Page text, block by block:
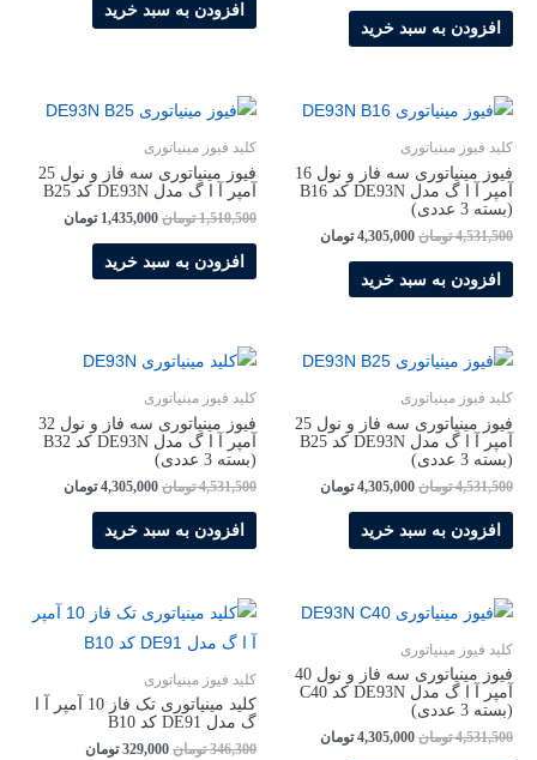
افزودن به سبد خرید
افزودن به سبد خرید
کلید فیوز مینیاتوری
فیوز مینیاتوری سه فاز و نول 16
آمپر آ ا گ مدل DE93N کد B16
(بسته 3 عددی)
4,531,500 تومان 4,305,000 تومان
افزودن به سبد خرید
کلید فیوز مینیاتوری
فیوز مینیاتوری سه فاز و نول 25
آمپر آ ا گ مدل DE93N کد B25
1,510,500 تومان 1,435,000 تومان
افزودن به سبد خرید
کلید فیوز مینیاتوری
فیوز مینیاتوری سه فاز و نول 25
آمپر آ ا گ مدل DE93N کد B25
(بسته 3 عددی)
4,531,500 تومان 4,305,000 تومان
افزودن به سبد خرید
کلید فیوز مینیاتوری
فیوز مینیاتوری سه فاز و نول 32
آمپر آ ا گ مدل DE93N کد B32
(بسته 3 عددی)
4,531,500 تومان 4,305,000 تومان
افزودن به سبد خرید
کلید فیوز مینیاتوری
فیوز مینیاتوری سه فاز و نول 40
آمپر آ ا گ مدل DE93N کد C40
(بسته 3 عددی)
4,531,500 تومان 4,305,000 تومان
کلید فیوز مینیاتوری
کلید مینیاتوری تک فاز 10 آمپر آ ا
گ مدل DE91 کد B10
346,300 تومان 329,000 تومان